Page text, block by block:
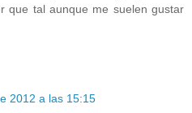
que tal aunque me suelen gustar
2012 a las 15:15